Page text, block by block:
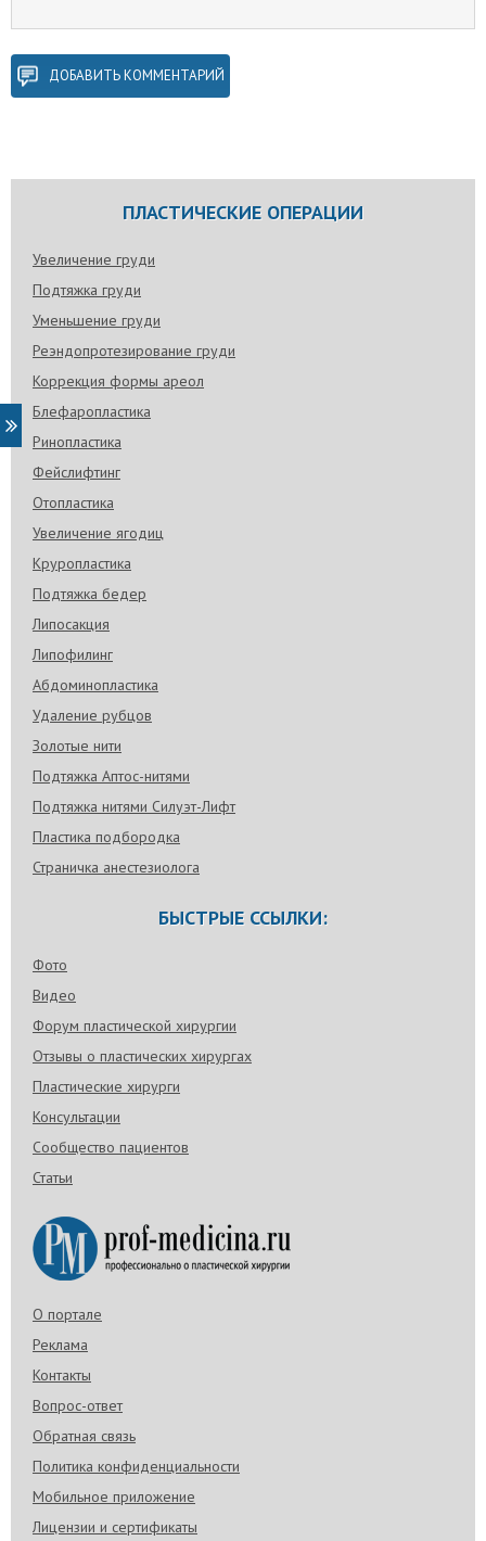
ДОБАВИТЬ КОММЕНТАРИЙ
ПЛАСТИЧЕСКИЕ ОПЕРАЦИИ
Увеличение груди
Подтяжка груди
Уменьшение груди
Реэндопротезирование груди
Коррекция формы ареол
Блефаропластика
Ринопластика
Фейслифтинг
Отопластика
Увеличение ягодиц
Круропластика
Подтяжка бедер
Липосакция
Липофилинг
Абдоминопластика
Удаление рубцов
Золотые нити
Подтяжка Аптос-нитями
Подтяжка нитями Силуэт-Лифт
Пластика подбородка
Страничка анестезиолога
БЫСТРЫЕ ССЫЛКИ:
Фото
Видео
Форум пластической хирургии
Отзывы о пластических хирургах
Пластические хирурги
Консультации
Сообщество пациентов
Статьи
О портале
Реклама
Контакты
Вопрос-ответ
Обратная связь
Политика конфиденциальности
Мобильное приложение
Лицензии и сертификаты